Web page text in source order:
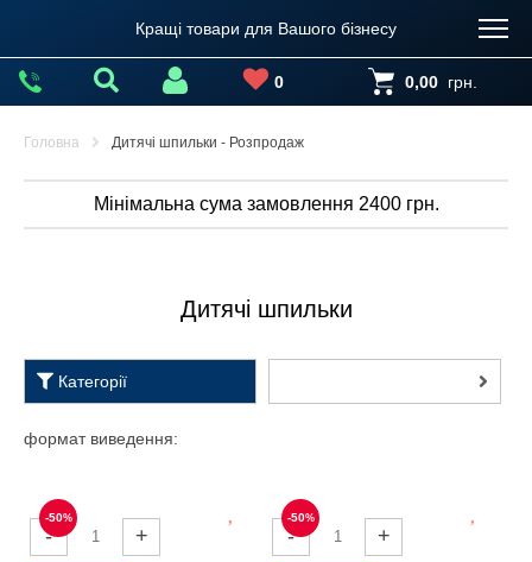
Кращі товари для Вашого бізнесу
0 0,00 грн.
Головна Дитячі шпильки - Розпродаж
Мінімальна сума замовлення 2400 грн.
Дитячі шпильки
Категорії
формат виведення:
- + - +